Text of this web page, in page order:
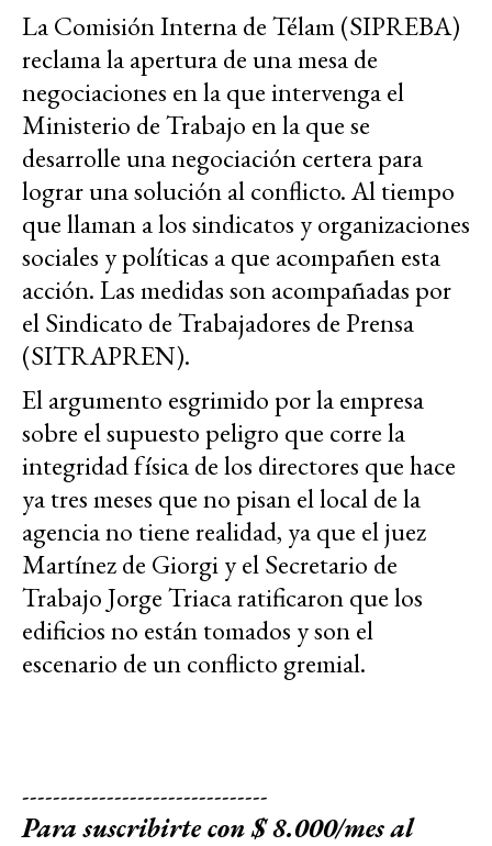
La Comisión Interna de Télam (SIPREBA)
reclama la apertura de una mesa de
negociaciones en la que intervenga el
Ministerio de Trabajo en la que se
desarrolle una negociación certera para
lograr una solución al conflicto. Al tiempo
que llaman a los sindicatos y organizaciones
sociales y políticas a que acompañen esta
acción. Las medidas son acompañadas por
el Sindicato de Trabajadores de Prensa
(SITRAPREN).
El argumento esgrimido por la empresa
sobre el supuesto peligro que corre la
integridad física de los directores que hace
ya tres meses que no pisan el local de la
agencia no tiene realidad, ya que el juez
Martínez de Giorgi y el Secretario de
Trabajo Jorge Triaca ratificaron que los
edificios no están tomados y son el
escenario de un conflicto gremial.
--------------------------------
Para suscribirte con $ 8.000/mes al